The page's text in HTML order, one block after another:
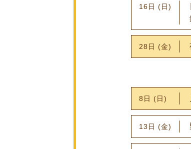
16日 (日)
28日 (金)
8日 (日)
13日 (金)